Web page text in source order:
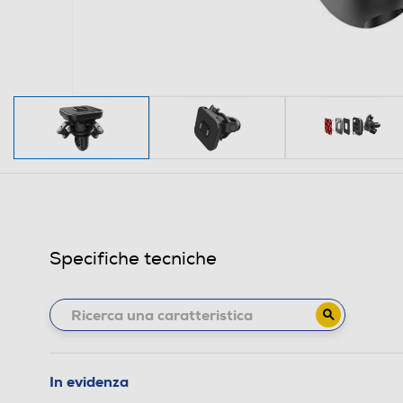
Specifiche tecniche
In evidenza